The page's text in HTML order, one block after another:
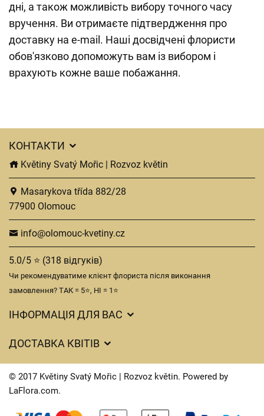
дні, а також можливість вибору точного часу
вручення. Ви отримаєте підтвердження про
доставку на e-mail. Наші досвідчені флористи
обов'язково допоможуть вам із вибором і
врахують кожне ваше побажання.
КОНТАКТИ
Květiny Svatý Mořic | Rozvoz květin
Masarykova třída 882/28
77900 Olomouc
info@olomouc-kvetiny.cz
5.0/5 ⭐ (318 відгуків)
Чи рекомендуватиме клієнт флориста після виконання
замовлення? ТАК = 5⭐, НІ = 1⭐
ІНФОРМАЦІЯ ДЛЯ ВАС
Захист персональних даних
Час доставки квітів – огляд можливостей
ДОСТАВКА КВІТІВ
Вартість доставки
Куди ми доставляємо квіти
© 2017 Květiny Svatý Mořic | Rozvoz květin. Powered by
LaFlora.com.